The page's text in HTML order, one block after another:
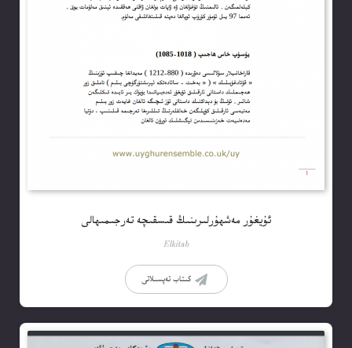
ئۇيغۇر مەشھۇرلىرىنىڭ قىسقىچە تەرجىمىھالى
Elkitab
كىتاب تەپسىلاتى